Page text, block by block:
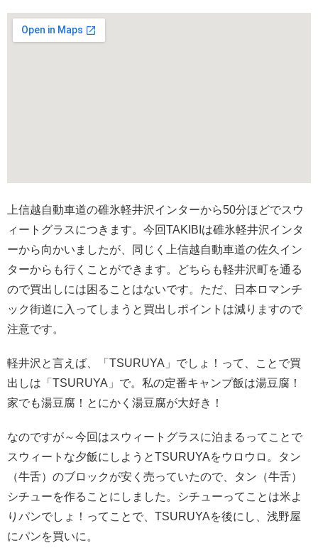
上信越自動車道の碓氷軽井沢インターから50分ほどでスウ
ィートグラスにつきます。今回TAKIBIは碓氷軽井沢インタ
ーから向かいましたが、同じく上信越自動車道の佐久イン
ターからも行くことができます。どちらも軽井沢町を通る
ので買出しには困ることはないです。ただ、日本ロマンチ
ック街道に入ってしまうと買出しポイントは減りますので
注意です。
軽井沢と言えば、「TSURUYA」でしょ！って、ことで買
出しは「TSURUYA」で。私の定番キャンプ飯は湯豆腐！
家でも湯豆腐！とにかく湯豆腐が大好き！
なのですが～今回はスウィートグラスに泊まるってことで
スウィートな夕飯にしようとTSURUYAをウロウロ。タン
（牛舌）のブロックが安く売っていたので、タン（牛舌）
シチューを作ることにしました。シチューってことは米よ
りパンでしょ！ってことで、TSURUYAを後にし、浅野屋
にパンを買いに。